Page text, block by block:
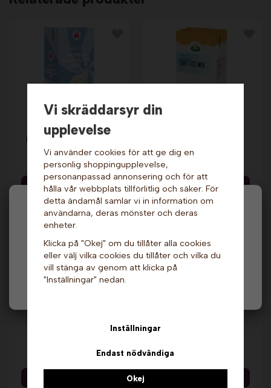
Hej och välkommen till Gottes!
moms) eller företag (exkl. moms) för hur våra priser
ska visas.
Privat
Mjukglassmix -
Laktosfri, 6%, 2 liter.
199 kr
Info & Köp Info & Köp
Laktosfri, 6%, 2 liter
Vi skräddarsyr din
upplevelse
Vi använder cookies för att ge dig en
personlig shoppingupplevelse,
personanpassad annonsering och för att
hålla vår webbplats tillförlitlig och säker. För
detta ändamål samlar vi in information om
användarna, deras mönster och deras
enheter.
Klicka på "Okej" om du tillåter alla cookies
eller välj vilka cookies du tillåter och vilka du
vill stänga av genom att klicka på
"Inställningar" nedan.
Inställningar
Endast nödvändiga
Okej